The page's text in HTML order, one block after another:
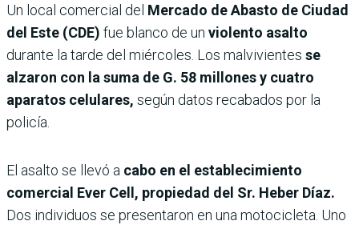
Un local comercial del Mercado de Abasto de Ciudad
del Este (CDE) fue blanco de un violento asalto
durante la tarde del miércoles. Los malvivientes se
alzaron con la suma de G. 58 millones y cuatro
aparatos celulares, según datos recabados por la
policía.
El asalto se llevó a cabo en el establecimiento
comercial Ever Cell, propiedad del Sr. Heber Díaz.
Dos individuos se presentaron en una motocicleta. Uno